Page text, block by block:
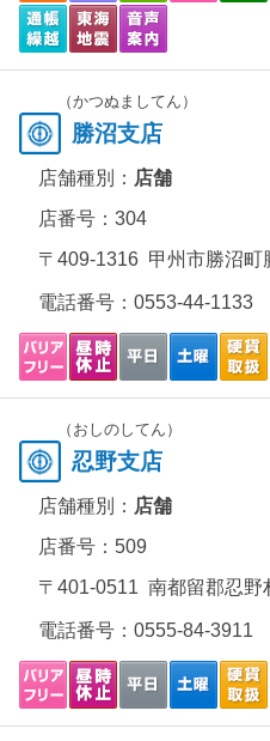
（かつぬましてん）
勝沼支店
店舗種別： 店舗
店番号：304
〒409-1316 甲州市勝沼町
電話番号： 0553-44-1133
（おしのしてん）
忍野支店
店舗種別： 店舗
店番号：509
〒401-0511 南都留郡忍野
電話番号： 0555-84-3911